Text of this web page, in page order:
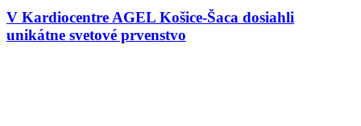
V Kardiocentre AGEL Košice-Šaca dosiahli
unikátne svetové prvenstvo